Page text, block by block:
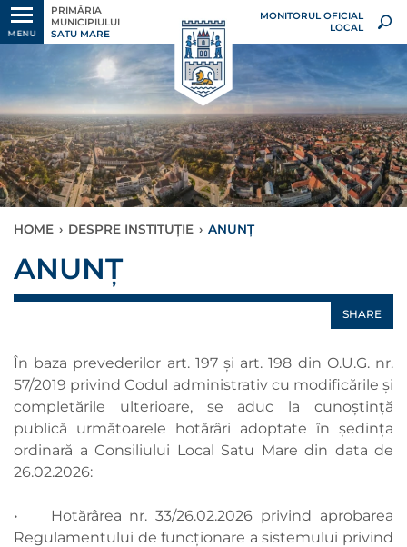
MENU
PRIMĂRIA
MUNICIPIULUI
SATU MARE
MONITORUL OFICIAL
LOCAL
HOME › DESPRE INSTITUȚIE › ANUNȚ
ANUNȚ
SHARE
În baza prevederilor art. 197 și art. 198 din O.U.G. nr.
57/2019 privind Codul administrativ cu modificările și
completările ulterioare, se aduc la cunoştinţă
publică următoarele hotărâri adoptate în şedința
ordinară a Consiliului Local Satu Mare din data de
26.02.2026:
• Hotărârea nr. 33/26.02.2026 privind aprobarea
Regulamentului de funcționare a sistemului privind